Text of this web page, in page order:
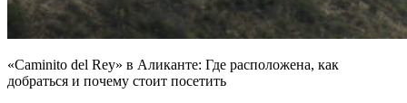
«Caminito del Rey» в Аликанте: Где расположена, как
добраться и почему стоит посетить